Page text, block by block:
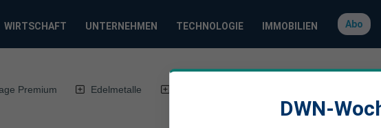
WIRTSCHAFT UNTERNEHMEN TECHNOLOGIE IMMOBILIEN Abo
Premium Edelmetalle
DWN-